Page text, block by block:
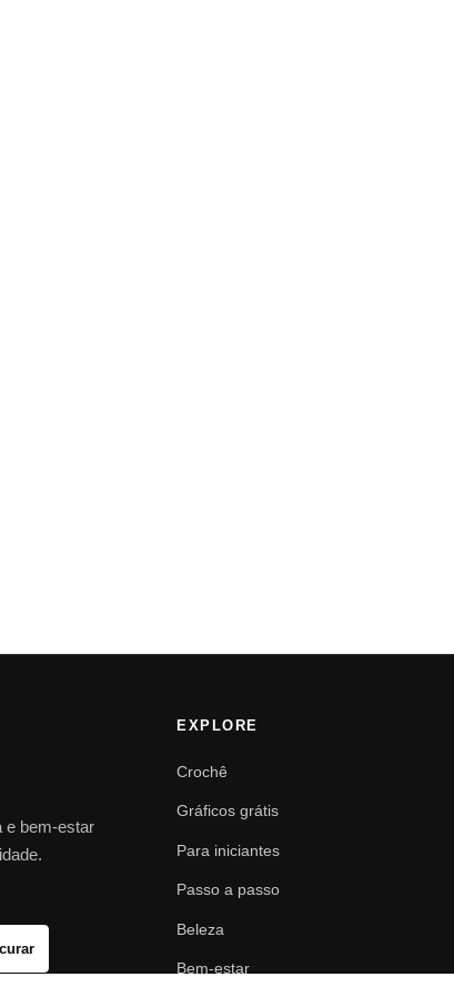
e bem-estar
EXPLORE
Crochê
Gráficos grátis
Para iniciantes
Passo a passo
Beleza
Bem-estar